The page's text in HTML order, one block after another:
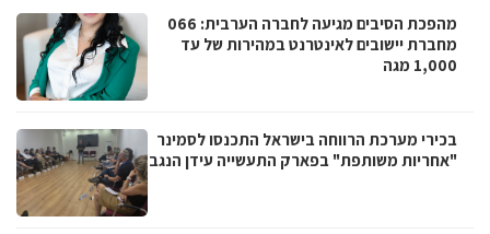
מהפכת הסיבים מגיעה לחברה הערבית: 066
מחברת יישובים לאינטרנט במהירות של עד
1,000 מגה
בכירי מערכת הרווחה בישראל התכנסו לסמינר
"אחריות משותפת" בפארק התעשייה עידן הנגב